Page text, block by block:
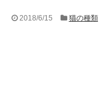
2018/6/15 猫の種類